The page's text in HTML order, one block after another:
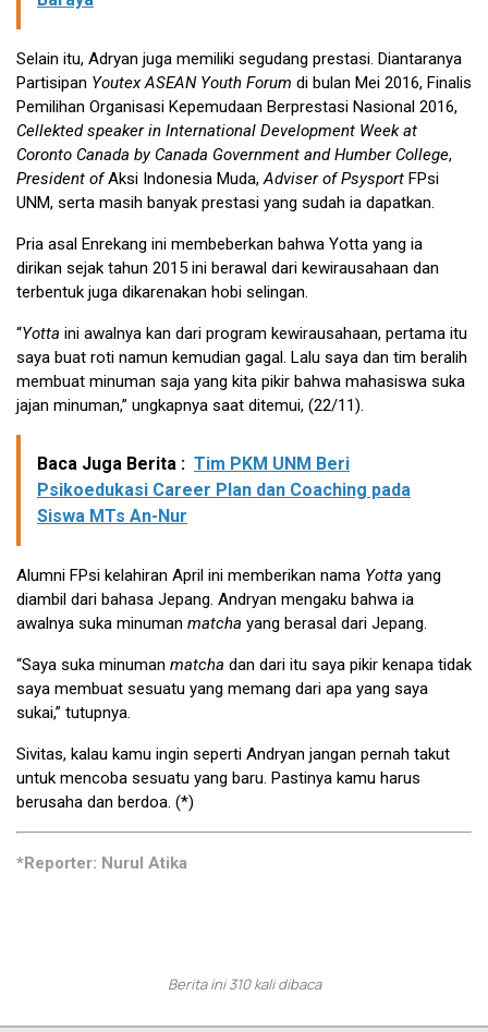
Selain itu, Adryan juga memiliki segudang prestasi. Diantaranya
Partisipan Youtex ASEAN Youth Forum di bulan Mei 2016, Finalis
Pemilihan Organisasi Kepemudaan Berprestasi Nasional 2016,
Cellekted speaker in International Development Week at
Coronto Canada by Canada Government and Humber College,
President ofAksi Indonesia Muda,Adviser of Psysport FPsi
UNM, serta masih banyak prestasi yang sudah ia dapatkan.
Pria asal Enrekang ini membeberkan bahwa Yotta yang ia
dirikan sejak tahun 2015 ini berawal dari kewirausahaan dan
terbentuk juga dikarenakan hobi selingan.
“Yotta ini awalnya kan dari program kewirausahaan, pertama itu
saya buat roti namun kemudian gagal. Lalu saya dan tim beralih
membuat minuman saja yang kita pikir bahwa mahasiswa suka
jajan minuman,” ungkapnya saat ditemui, (22/11).
Baca Juga Berita : Tim PKM UNM Beri
Psikoedukasi Career Plan dan Coaching pada
Siswa MTs An-Nur
Alumni FPsi kelahiran April ini memberikan nama Yotta yang
diambil dari bahasa Jepang. Andryan mengaku bahwa ia
awalnya suka minuman matcha yang berasal dari Jepang.
“Saya suka minuman matcha dan dari itu saya pikir kenapa tidak
saya membuat sesuatu yang memang dari apa yang saya
sukai,” tutupnya.
Sivitas, kalau kamu ingin seperti Andryan jangan pernah takut
untuk mencoba sesuatu yang baru. Pastinya kamu harus
berusaha dan berdoa. (*)
*Reporter: Nurul Atika
Berita ini 310 kali dibaca